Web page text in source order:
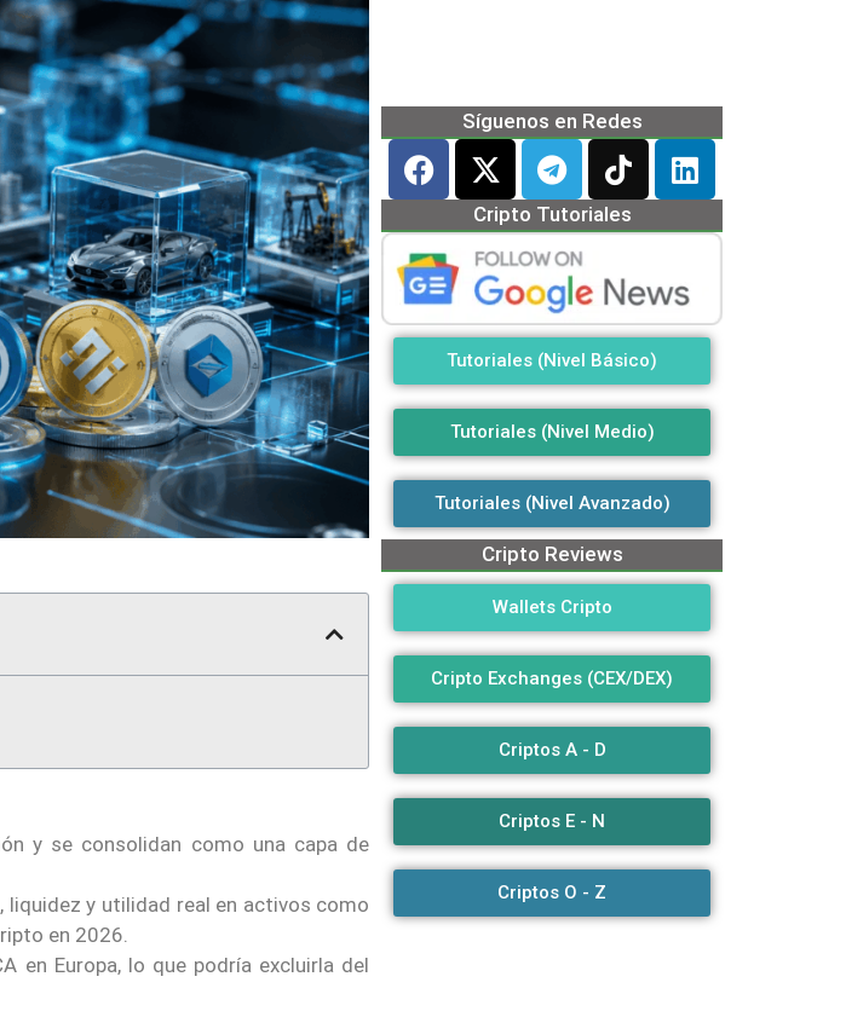
y se consolidan como una capa de
liquidez y utilidad real en activos como
en 2026.
en Europa, lo que podría excluirla del
Síguenos en Redes
Cripto Tutoriales
Tutoriales (Nivel Básico)
Tutoriales (Nivel Medio)
Tutoriales (Nivel Avanzado)
Cripto Reviews
Wallets Cripto
Cripto Exchanges (CEX/DEX)
Criptos A - D
Criptos E - N
Criptos O - Z